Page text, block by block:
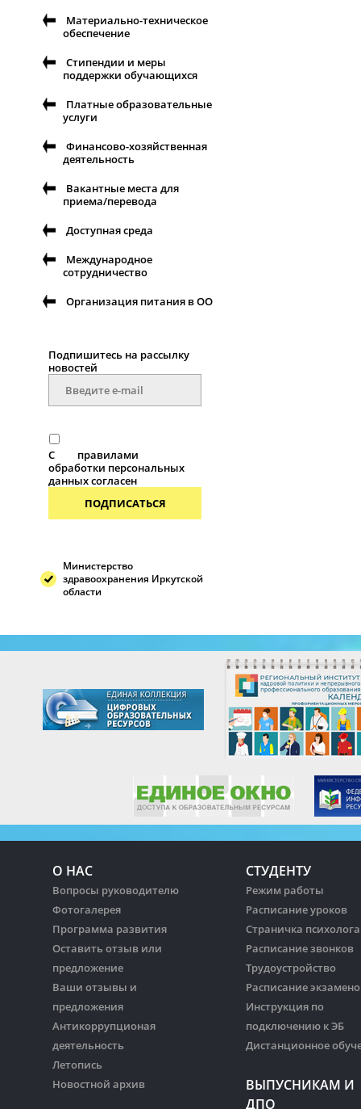
Материально-техническое
обеспечение
Стипендии и меры
поддержки обучающихся
Платные образовательные
услуги
Финансово-хозяйственная
деятельность
Вакантные места для
приема/перевода
Доступная среда
Международное
сотрудничество
Организация питания в ОО
Подпишитесь на рассылку
новостей
С
правилами
обработки персональных
данных согласен
ПОДПИСАТЬСЯ
Министерство
здравоохранения Иркутской
области
О НАС
Вопросы руководителю
Фотогалерея
Программа развития
Оставить отзыв или
предложение
Ваши отзывы и
предложения
Антикоррупционая
деятельность
Летопись
Новостной архив
СТУДЕНТУ
Режим работы
Расписание уроков
Страничка психолога
Расписание звонков
Трудоустройство
Расписание
Инструкция по
подключению к ЭБ
Дистанционное
ВЫПУСНИКАМ И
ДПО